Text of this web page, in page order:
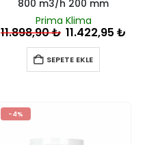
800 m3/h 200 mm
Prima Klima
11.898,90₺ 11.422,95 ₺
SEPETE EKLE
-4%